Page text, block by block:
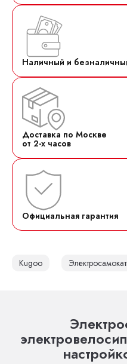
Наличный и
Доставка по Москве
от 2-х часов
Официальная гарантия
Kugoo